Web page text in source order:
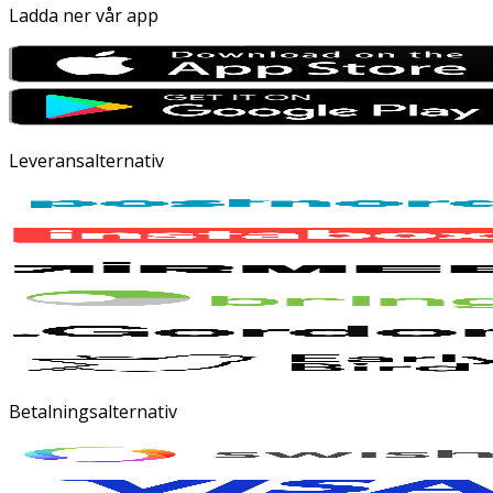
Ladda ner vår app
Leveransalternativ
Betalningsalternativ